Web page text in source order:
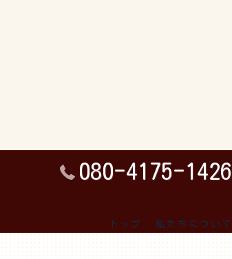
080-4175-1426
トップ 私たちについて